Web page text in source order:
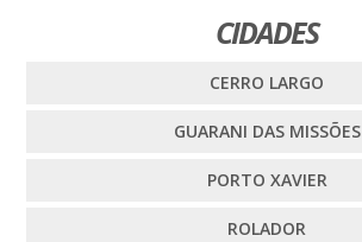
CIDADES
CERRO LARGO
GUARANI DAS MISSÕES
PORTO XAVIER
ROLADOR